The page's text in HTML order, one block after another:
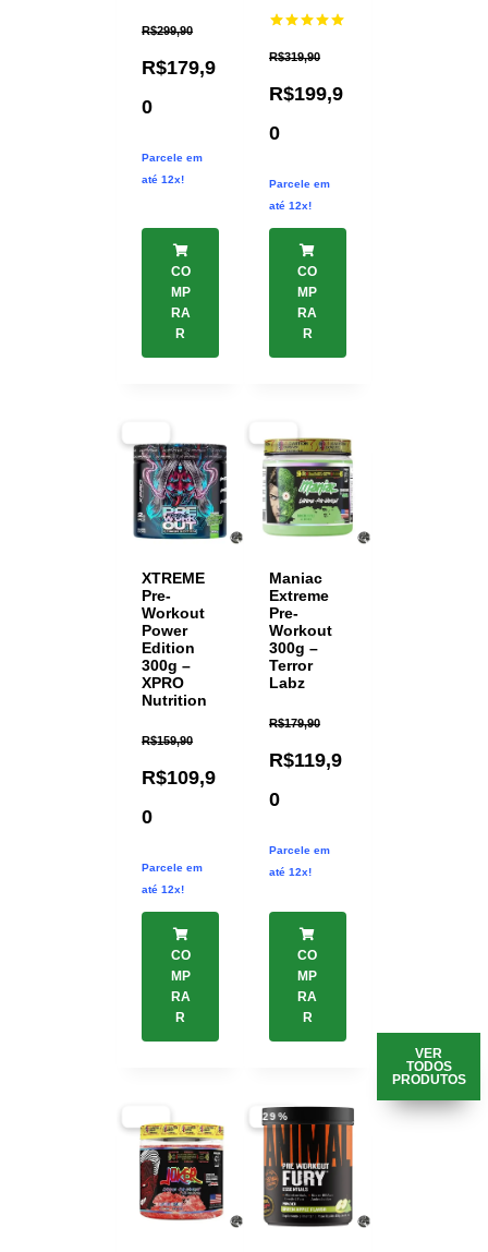
R$299,90
R$179,9
0
Parcele em
até 12x!
CO
MP
RA
R
5.00
R$319,90
R$199,9
0
Parcele em
até 12x!
CO
MP
RA
R
XTREME
Pre-
Workout
Power
Edition
300g –
XPRO
Nutrition
R$159,90
R$109,9
0
Parcele em
até 12x!
CO
MP
RA
R
Maniac
Extreme
Pre-
Workout
300g –
Terror
Labz
R$179,90
R$119,9
0
Parcele em
até 12x!
CO
MP
RA
R
-29%
VER
TODOS
PRODUTOS